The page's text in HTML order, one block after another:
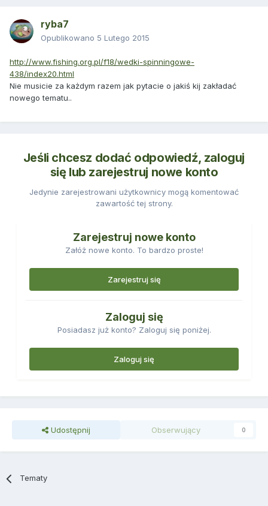
ryba7
Opublikowano 5 Lutego 2015
http://www.fishing.org.pl/f18/wedki-spinningowe-
438/index20.html
Nie musicie za każdym razem jak pytacie o jakiś kij zakładać
nowego tematu..
Jeśli chcesz dodać odpowiedź, zaloguj
się lub zarejestruj nowe konto
Jedynie zarejestrowani użytkownicy mogą komentować
zawartość tej strony.
Zarejestruj nowe konto
Załóż nowe konto. To bardzo proste!
Zarejestruj się
Zaloguj się
Posiadasz już konto? Zaloguj się poniżej.
Zaloguj się
Udostępnij Obserwujący 0
Tematy